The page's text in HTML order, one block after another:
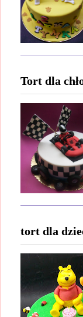
Tort dla
tort dla